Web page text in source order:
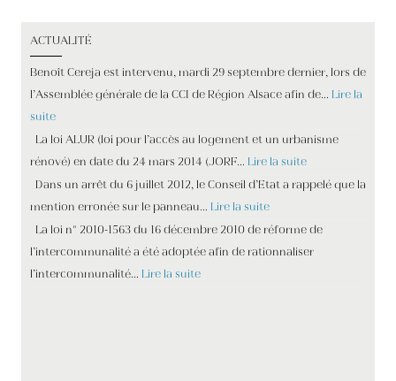
ACTUALITÉ
Benoît Cereja est intervenu, mardi 29 septembre dernier, lors de
l’Assemblée générale de la CCI de Région Alsace afin de… Lire la
suite
La loi ALUR (loi pour l’accès au logement et un urbanisme
rénové) en date du 24 mars 2014 (JORF… Lire la suite
Dans un arrêt du 6 juillet 2012, le Conseil d’Etat a rappelé que la
mention erronée sur le panneau… Lire la suite
La loi n° 2010-1563 du 16 décembre 2010 de réforme de
l’intercommunalité a été adoptée afin de rationnaliser
l’intercommunalité… Lire la suite